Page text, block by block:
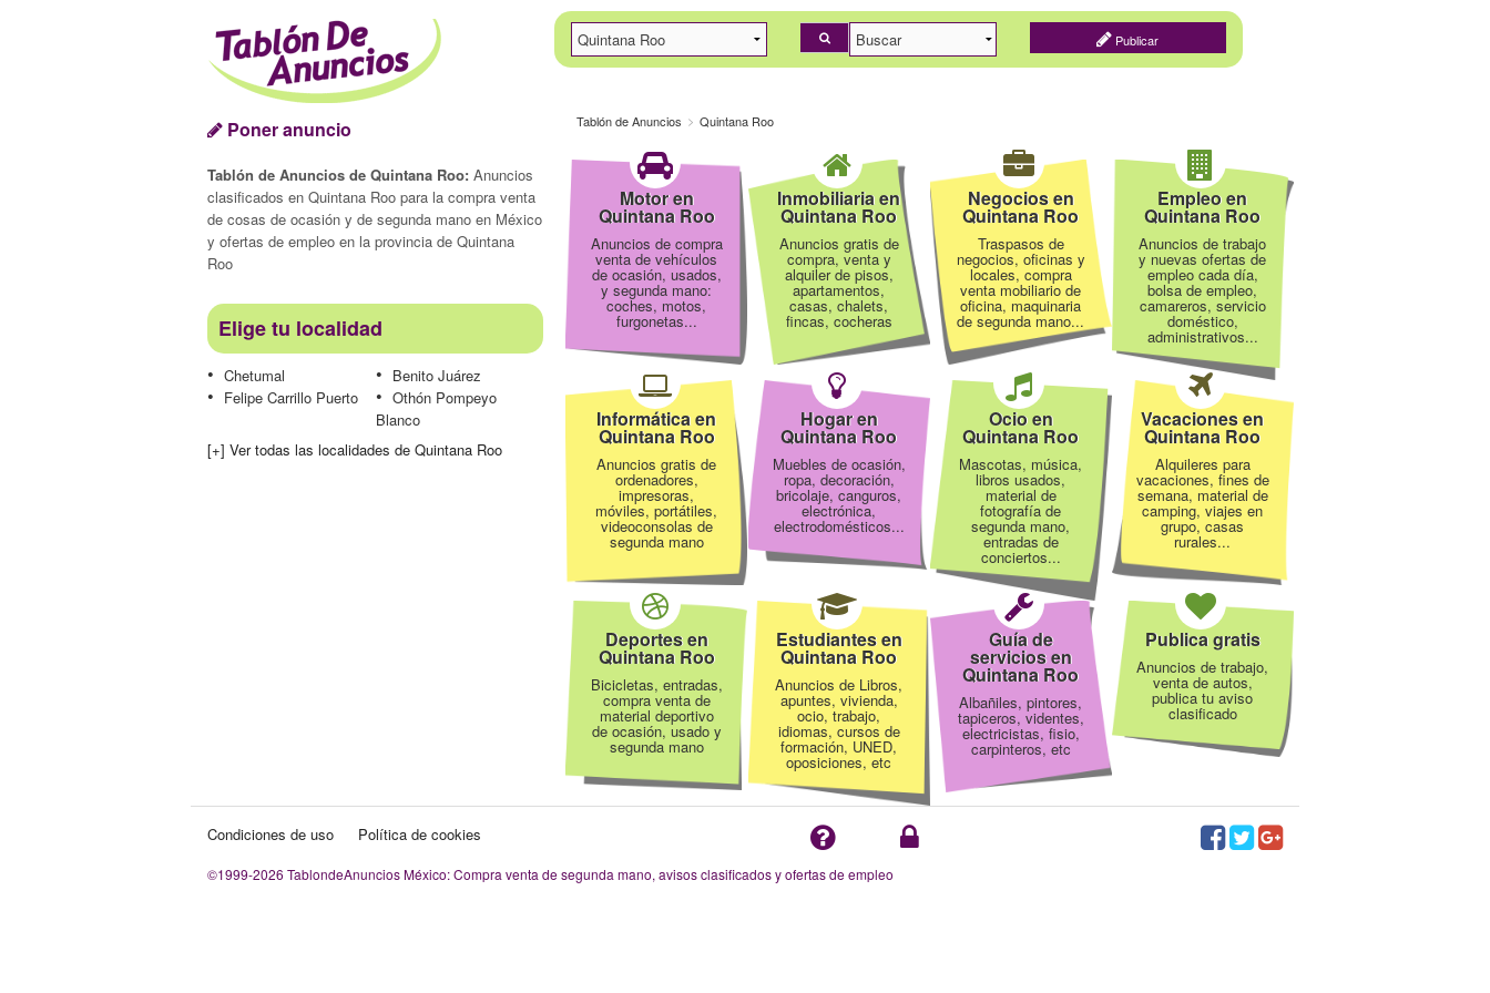
Publicar
Poner anuncio
Tablón de Anuncios de Quintana Roo: Anuncios
clasificados en Quintana Roo para la compra venta
de cosas de ocasión y de segunda mano en México
y ofertas de empleo en la provincia de Quintana
Roo
Elige tu localidad
Chetumal
Benito Juárez
Felipe Carrillo Puerto
Othón Pompeyo
Blanco
[+] Ver todas las localidades de Quintana Roo
Tablón de Anuncios Quintana Roo
Motor en
Quintana Roo
Anuncios de compra
venta de vehículos
de ocasión, usados,
y segunda mano:
coches, motos,
furgonetas...
Inmobiliaria en
Quintana Roo
Anuncios gratis de
compra, venta y
alquiler de pisos,
apartamentos,
casas, chalets,
fincas, cocheras
Negocios en
Quintana Roo
Traspasos de
negocios, oficinas y
locales, compra
venta mobiliario de
oficina, maquinaria
de segunda mano...
Empleo en
Quintana Roo
Anuncios de trabajo
y nuevas ofertas de
empleo cada día,
bolsa de empleo,
camareros, servicio
doméstico,
administrativos...
Informática en
Quintana Roo
Anuncios gratis de
ordenadores,
impresoras,
móviles, portátiles,
videoconsolas de
segunda mano
Hogar en
Quintana Roo
Muebles de ocasión,
ropa, decoración,
bricolaje, canguros,
electrónica,
electrodomésticos...
Ocio en
Quintana Roo
Mascotas, música,
libros usados,
material de
fotografía de
segunda mano,
entradas de
conciertos...
Vacaciones en
Quintana Roo
Alquileres para
vacaciones, fines de
semana, material de
camping, viajes en
grupo, casas
rurales...
Deportes en
Quintana Roo
Bicicletas, entradas,
compra venta de
material deportivo
de ocasión, usado y
segunda mano
Estudiantes en
Quintana Roo
Anuncios de Libros,
apuntes, vivienda,
ocio, trabajo,
idiomas, cursos de
formación, UNED,
oposiciones, etc
Guía de
servicios en
Quintana Roo
Albañiles, pintores,
tapiceros, videntes,
electricistas, fisio,
carpinteros, etc
Publica gratis
Anuncios de trabajo,
venta de autos,
publica tu aviso
clasificado
Condiciones de uso Política de cookies
©1999-2026 TablondeAnuncios México: Compra venta de segunda mano, avisos clasificados y ofertas de empleo